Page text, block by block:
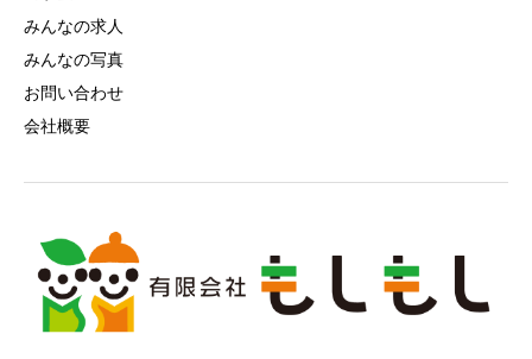
みんなの求人
みんなの写真
お問い合わせ
会社概要